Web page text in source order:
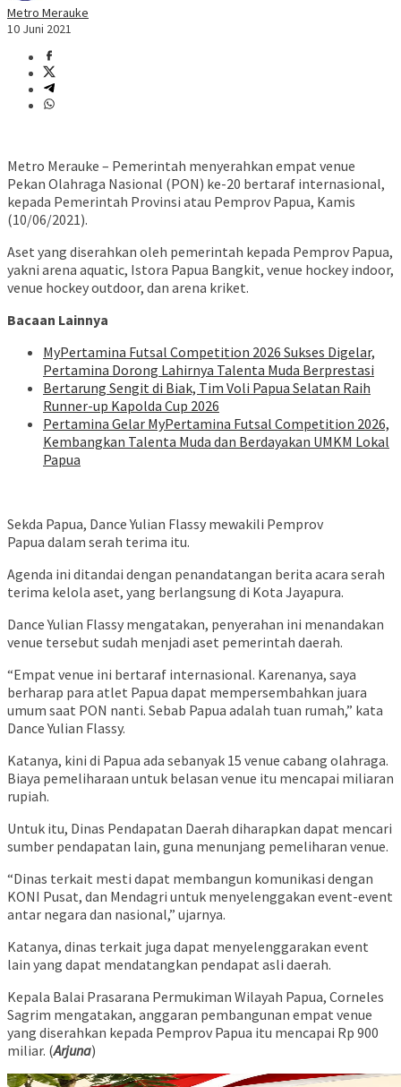
Metro Merauke
10 Juni 2021
Metro Merauke – Pemerintah menyerahkan empat venue
Pekan Olahraga Nasional (PON) ke-20 bertaraf internasional,
kepada Pemerintah Provinsi atau Pemprov Papua, Kamis
(10/06/2021).
Aset yang diserahkan oleh pemerintah kepada Pemprov Papua,
yakni arena aquatic, Istora Papua Bangkit, venue hockey indoor,
venue hockey outdoor, dan arena kriket.
Bacaan Lainnya
MyPertamina Futsal Competition 2026 Sukses Digelar,
Pertamina Dorong Lahirnya Talenta Muda Berprestasi
​Bertarung Sengit di Biak, Tim Voli Papua Selatan Raih
Runner-up Kapolda Cup 2026
Pertamina Gelar MyPertamina Futsal Competition 2026,
Kembangkan Talenta Muda dan Berdayakan UMKM Lokal
Papua
Sekda Papua, Dance Yulian Flassy mewakili Pemprov
Papua dalam serah terima itu.
Agenda ini ditandai dengan penandatangan berita acara serah
terima kelola aset, yang berlangsung di Kota Jayapura.
Dance Yulian Flassy mengatakan, penyerahan ini menandakan
venue tersebut sudah menjadi aset pemerintah daerah.
“Empat venue ini bertaraf internasional. Karenanya, saya
berharap para atlet Papua dapat mempersembahkan juara
umum saat PON nanti. Sebab Papua adalah tuan rumah,” kata
Dance Yulian Flassy.
Katanya, kini di Papua ada sebanyak 15 venue cabang olahraga.
Biaya pemeliharaan untuk belasan venue itu mencapai miliaran
rupiah.
Untuk itu, Dinas Pendapatan Daerah diharapkan dapat mencari
sumber pendapatan lain, guna menunjang pemeliharan venue.
“Dinas terkait mesti dapat membangun komunikasi dengan
KONI Pusat, dan Mendagri untuk menyelenggakan event-event
antar negara dan nasional,” ujarnya.
Katanya, dinas terkait juga dapat menyelenggarakan event
lain yang dapat mendatangkan pendapat asli daerah.
Kepala Balai Prasarana Permukiman Wilayah Papua, Corneles
Sagrim mengatakan, anggaran pembangunan empat venue
yang diserahkan kepada Pemprov Papua itu mencapai Rp 900
miliar. (Arjuna)